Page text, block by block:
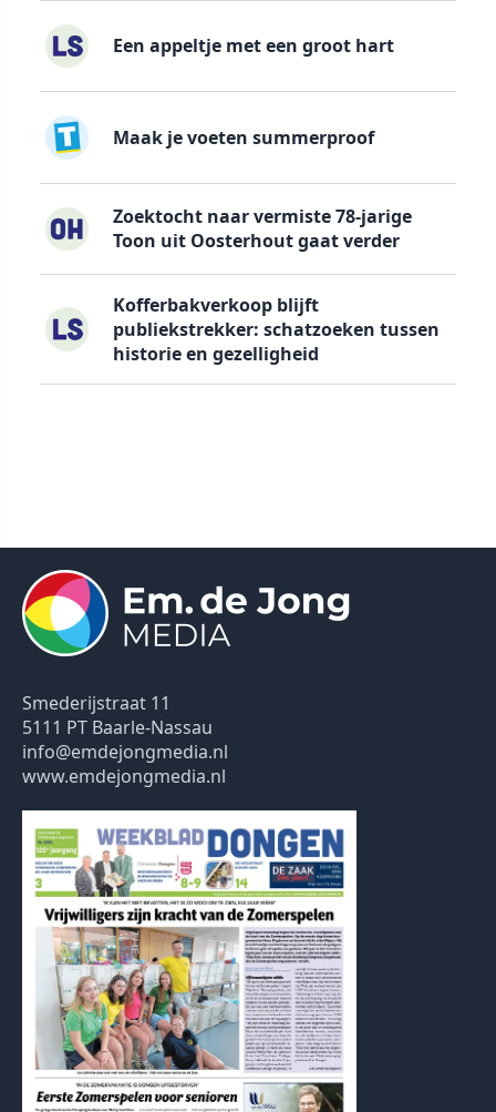
Een appeltje met een groot hart
Maak je voeten summerproof
Zoektocht naar vermiste 78-jarige
Toon uit Oosterhout gaat verder
Kofferbakverkoop blijft
publiekstrekker: schatzoeken tussen
historie en gezelligheid
Smederijstraat 11
5111 PT Baarle-Nassau
info@emdejongmedia.nl
www.emdejongmedia.nl